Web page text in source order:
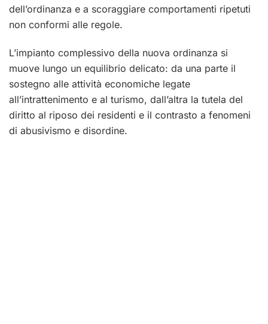
dell’ordinanza e a scoraggiare comportamenti ripetuti
non conformi alle regole.
L’impianto complessivo della nuova ordinanza si
muove lungo un equilibrio delicato: da una parte il
sostegno alle attività economiche legate
all’intrattenimento e al turismo, dall’altra la tutela del
diritto al riposo dei residenti e il contrasto a fenomeni
di abusivismo e disordine.